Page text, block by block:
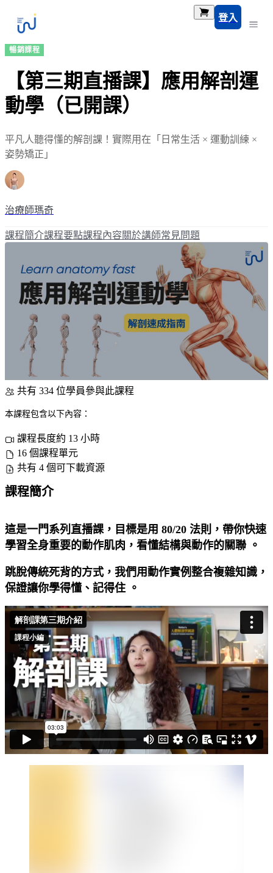
登入
暢銷課程
【第三期直播課】應用解剖運
動學（已開課）
平凡人聽得懂的解剖課！實際用在「日常生活 × 運動訓練 ×
姿勢矯正」
治療師瑪奇
課程簡介課程要點課程內容關於講師常見問題
共有 334 位學員參與此課程
本課程包含以下內容：
課程長度約 13 小時
16 個課程單元
共有 4 個可下載資源
課程簡介
這是一門系列直播課，目標是用 80/20 法則，帶你快速
學習全身重要的動作肌肉，看懂結構與動作的關聯 。
跳脫傳統死背的方式，我們用動作實例整合複雜知識，
保證讓你學得懂、記得住 。